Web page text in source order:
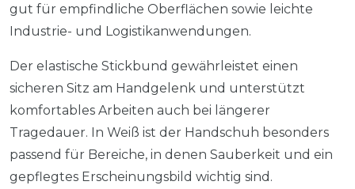
gut für empfindliche Oberflächen sowie leichte
Industrie- und Logistikanwendungen.
Der elastische Stickbund gewährleistet einen
sicheren Sitz am Handgelenk und unterstützt
komfortables Arbeiten auch bei längerer
Tragedauer. In Weiß ist der Handschuh besonders
passend für Bereiche, in denen Sauberkeit und ein
gepflegtes Erscheinungsbild wichtig sind.